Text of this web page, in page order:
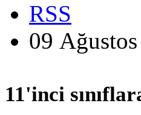
RSS
09
11'inci